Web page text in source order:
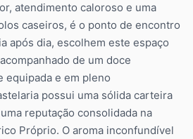
atendimento caloroso e uma
caseiros, é o ponto de encontro
após dia, escolhem este espaço
de um doce
equipada e em pleno
possui uma sólida carteira
reputação consolidada na
Próprio. O aroma inconfundível